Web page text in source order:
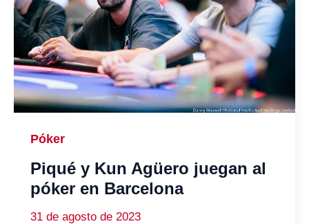
Póker
Piqué y Kun Agüero juegan al
póker en Barcelona
31 de agosto de 2023